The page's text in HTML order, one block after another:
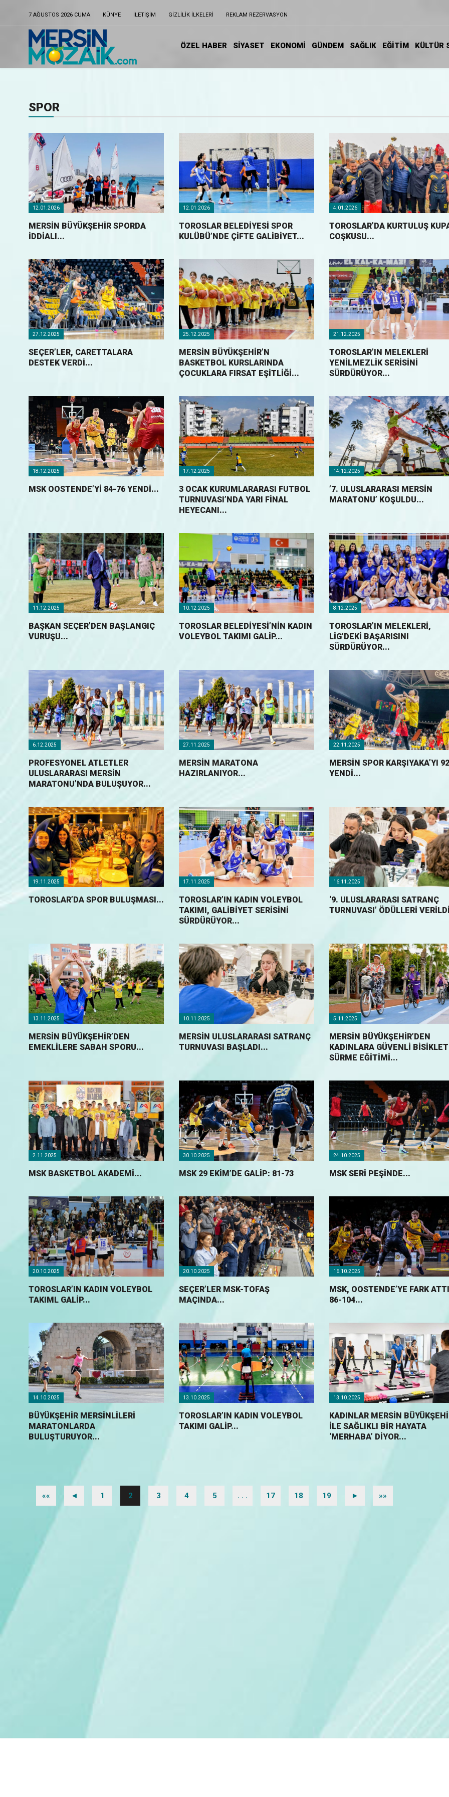
7 AĞUSTOS 2026 CUMA KÜNYE ILETIŞIM GIZLILIK ILKELERI REKLAM REZERVASYON
ÖZEL HABER SİYASET EKONOMİ GÜNDEM SAĞLIK EĞİTIM KÜLTÜR
SPOR
12.01.2026
MERSİN BÜYÜKŞEHİR SPORDA
İDDİALI...
12.01.2026
TOROSLAR BELEDİYESİ SPOR
KULÜBÜ’NDE ÇİFTE GALİBİYET...
4.01.2026
TOROSLAR’DA KURTULUŞ
COŞKUSU...
27.12.2025
SEÇER’LER, CARETTALARA
DESTEK VERDİ...
25.12.2025
MERSİN BÜYÜKŞEHİR’N
BASKETBOL KURSLARINDA
ÇOCUKLARA FIRSAT EŞİTLİĞİ...
21.12.2025
TOROSLAR’IN MELEKLERİ
YENİLMEZLİK SERİSİNİ
SÜRDÜRÜYOR...
18.12.2025
MSK OOSTENDE’Yİ 84-76 YENDİ...
17.12.2025
3 OCAK KURUMLARARASI FUTBOL
TURNUVASI’NDA YARI FİNAL
HEYECANI...
14.12.2025
’7. ULUSLARARASI MERSİN
MARATONU’ KOŞULDU...
11.12.2025
BAŞKAN SEÇER’DEN BAŞLANGIÇ
VURUŞU...
10.12.2025
TOROSLAR BELEDİYESİ’NİN KADIN
VOLEYBOL TAKIMI GALİP...
8.12.2025
TOROSLAR’IN MELEKLERİ,
LİG’DEKİ BAŞARISINI
SÜRDÜRÜYOR...
6.12.2025
PROFESYONEL ATLETLER
ULUSLARARASI MERSİN
MARATONU’NDA BULUŞUYOR...
27.11.2025
MERSİN MARATONA
HAZIRLANIYOR...
22.11.2025
MERSİN SPOR KARŞIYAKA’YI
YENDİ...
19.11.2025
TOROSLAR’DA SPOR BULUŞMASI...
17.11.2025
TOROSLAR’IN KADIN VOLEYBOL
TAKIMI, GALİBİYET SERİSİNİ
SÜRDÜRÜYOR...
16.11.2025
‘9. ULUSLARARASI SATRANÇ
TURNUVASI’ ÖDÜLLERİ
13.11.2025
MERSİN BÜYÜKŞEHİR’DEN
EMEKLİLERE SABAH SPORU...
10.11.2025
MERSİN ULUSLARARASI SATRANÇ
TURNUVASI BAŞLADI...
5.11.2025
MERSİN BÜYÜKŞEHİR’DEN
KADINLARA GÜVENLİ BİSİKLET
SÜRME EĞİTİMİ...
2.11.2025
MSK BASKETBOL AKADEMİ...
30.10.2025
MSK 29 EKİM’DE GALİP: 81-73
24.10.2025
MSK SERİ PEŞİNDE...
20.10.2025
TOROSLAR’IN KADIN VOLEYBOL
TAKIML GALİP...
20.10.2025
SEÇER’LER MSK-TOFAŞ
MAÇINDA...
16.10.2025
MSK, OOSTENDE’YE FARK
86-104...
14.10.2025
BÜYÜKŞEHİR MERSİNLİLERİ
MARATONLARDA
BULUŞTURUYOR...
13.10.2025
TOROSLAR’IN KADIN VOLEYBOL
TAKIMI GALIP...
13.10.2025
KADINLAR MERSİN
İLE SAĞLIKLI BİR HAYATA
‘MERHABA’ DİYOR...
«« ◄ 1 2 3 4 5 . . . 17 18 19 ► »»